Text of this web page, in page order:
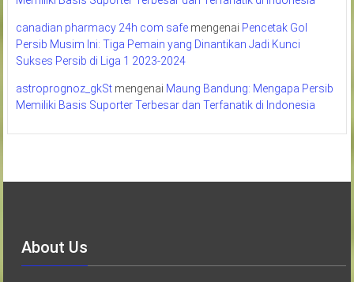
canadian pharmacy 24h com safemengenai Pencetak Gol
Persib Musim Ini: Tiga Pemain yang Dinantikan Jadi Kunci
Sukses Persib di Liga 1 2023-2024
astroprognoz_gkStmengenai Maung Bandung: Mengapa Persib
Memiliki Basis Suporter Terbesar dan Terfanatik di Indonesia
About Us